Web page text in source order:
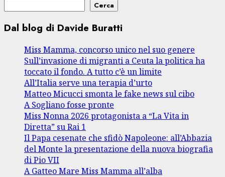
Cerca
Dal blog di Davide Buratti
Miss Mamma, concorso unico nel suo genere
Sull’invasione di migranti a Ceuta la politica ha
toccato il fondo. A tutto c’è un limite
All’Italia serve una terapia d’urto
Matteo Micucci smonta le fake news sul cibo
A Sogliano fosse pronte
Miss Nonna 2026 protagonista a “La Vita in
Diretta” su Rai 1
Il Papa cesenate che sfidò Napoleone: all’Abbazia
del Monte la presentazione della nuova biografia
di Pio VII
A Gatteo Mare Miss Mamma all’alba